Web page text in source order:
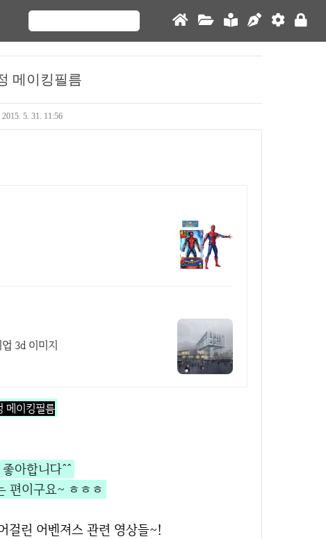
메이킹필름
2015. 5. 31. 11:56
3d 이미지
메이킹필름
좋아합니다^^
편이구요~ ㅎㅎㅎ
걸린 어벤져스 관련 영상들~!